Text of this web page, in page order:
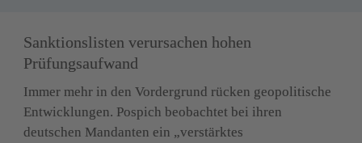
Sanktionslisten verursachen hohen
Prüfungsaufwand
Immer mehr in den Vordergrund rücken geopolitische
Entwicklungen. Pospich beobachtet bei ihren
deutschen Mandanten ein „verstärktes